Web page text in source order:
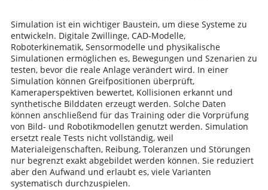
Simulation ist ein wichtiger Baustein, um diese Systeme zu
entwickeln. Digitale Zwillinge, CAD-Modelle,
Roboterkinematik, Sensormodelle und physikalische
Simulationen ermöglichen es, Bewegungen und Szenarien zu
testen, bevor die reale Anlage verändert wird. In einer
Simulation können Greifpositionen überprüft,
Kameraperspektiven bewertet, Kollisionen erkannt und
synthetische Bilddaten erzeugt werden. Solche Daten
können anschließend für das Training oder die Vorprüfung
von Bild- und Robotikmodellen genutzt werden. Simulation
ersetzt reale Tests nicht vollständig, weil
Materialeigenschaften, Reibung, Toleranzen und Störungen
nur begrenzt exakt abgebildet werden können. Sie reduziert
aber den Aufwand und erlaubt es, viele Varianten
systematisch durchzuspielen.